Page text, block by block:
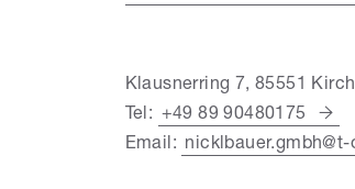
Klausnerring 7, 85551
Tel: +49 89 90480175
Email: